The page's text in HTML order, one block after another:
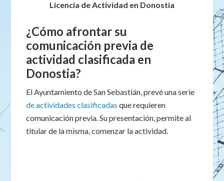
Licencia de Actividad en Donostia
¿Cómo afrontar su
comunicación previa de
actividad clasificada en
Donostia?
El Ayuntamiento de San Sebastián, prevé una serie
de actividades clasificadas que requieren
comunicación previa. Su presentación, permite al
titular de la misma, comenzar la actividad.